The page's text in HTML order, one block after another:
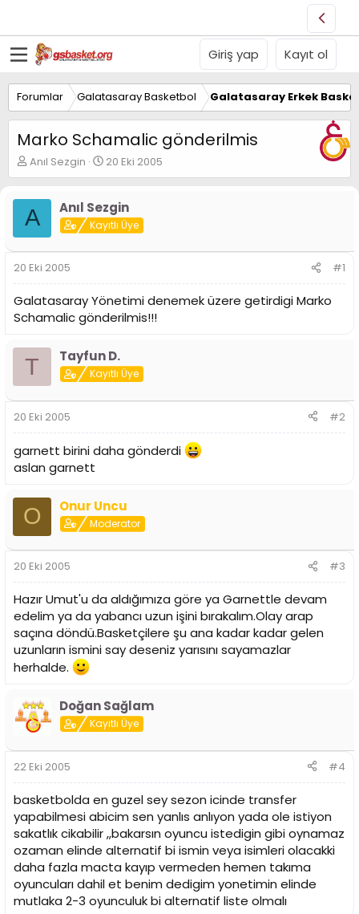
Giriş yap Kayıt ol
Forumlar Galatasaray Basketbol Galatasaray Erkek
Marko Schamalic gönderilmis
K
o
u
y
B
a
ş
a
t
n
Anıl Sezgin
B
a
l
a
n
g
a
r
h
i
20 Eki 2005
A Anıl Sezgin
Kayıtlı Üye
20 Eki 2005 #1
Galatasaray Yönetimi denemek üzere getirdigi Marko
Schamalic gönderilmis!!!
T Tayfun D.
Kayıtlı Üye
20 Eki 2005 #2
garnett birini daha gönderdi
aslan garnett
O Onur Uncu
Moderator
20 Eki 2005 #3
Hazır Umut'u da aldığımıza göre ya Garnettle devam
edelim ya da yabancı uzun işini bırakalım.Olay arap
saçına döndü.Basketçilere şu ana kadar kadar gelen
uzunların ismini say deseniz yarısını sayamazlar
herhalde.
Doğan Sağlam
Kayıtlı Üye
22 Eki 2005 #4
basketbolda en guzel sey sezon icinde transfer
yapabilmesi abicim sen yanlıs anlıyon yada ole istiyon
sakatlık cikabilir ,,bakarsın oyuncu istedigin gibi oynamaz
ozaman elinde alternatif bi ismin veya isimleri olacakki
daha fazla macta kayıp vermeden hemen takıma
oyuncuları dahil et benim dedigim yonetimin elinde
mutlaka 2-3 oyunculuk bi alternatif liste olmalı